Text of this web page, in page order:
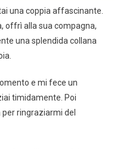
una coppia affascinante.
offrì alla sua compagna,
una splendida collana
e mi fece un
timidamente. Poi
ringraziarmi del